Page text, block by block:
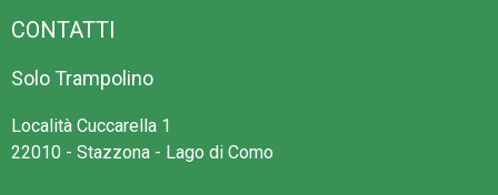
CONTATTI
Solo Trampolino
Località Cuccarella 1
22010 - Stazzona - Lago di Como